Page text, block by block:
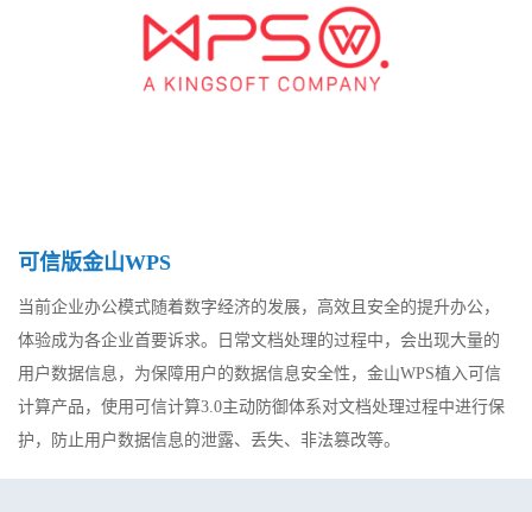
可信版金山WPS
当前企业办公模式随着数字经济的发展，高效且安全的提升办公，
体验成为各企业首要诉求。日常文档处理的过程中，会出现大量的
用户数据信息，为保障用户的数据信息安全性，金山WPS植入可信
计算产品，使用可信计算3.0主动防御体系对文档处理过程中进行保
护，防止用户数据信息的泄露、丢失、非法篡改等。